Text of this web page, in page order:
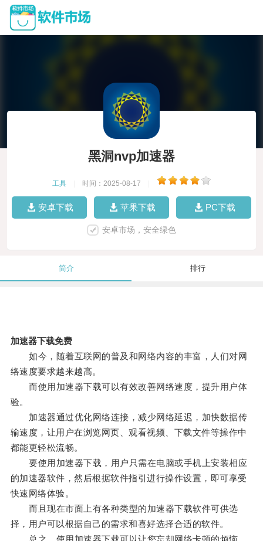
黑洞nvp加速器
工具 时间：2025-08-17
安卓下载 苹果下载 PC下载
安卓市场，安全绿色
简介 排行
加速器下载免费
如今，随着互联网的普及和网络内容的丰富，人们对网
络速度要求越来越高。
而使用加速器下载可以有效改善网络速度，提升用户体
验。
加速器通过优化网络连接，减少网络延迟，加快数据传
输速度，让用户在浏览网页、观看视频、下载文件等操作中
都能更轻松流畅。
要使用加速器下载，用户只需在电脑或手机上安装相应
的加速器软件，然后根据软件指引进行操作设置，即可享受
快速网络体验。
而且现在市面上有各种类型的加速器下载软件可供选
择，用户可以根据自己的需求和喜好选择合适的软件。